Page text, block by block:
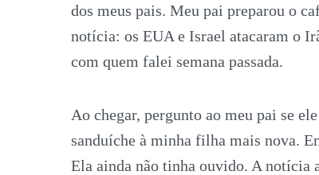
dos meus pais. Meu pai preparou o
notícia: os EUA e Israel atacaram o
com quem falei semana passada.
Ao chegar, pergunto ao meu pai se
sanduíche à minha filha mais nova.
Ela ainda não tinha ouvido. A notícia